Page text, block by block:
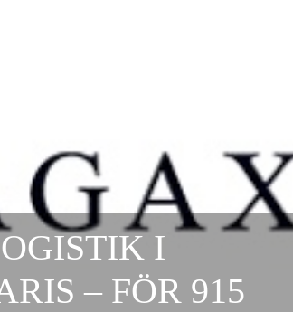
I
– FÖR 915